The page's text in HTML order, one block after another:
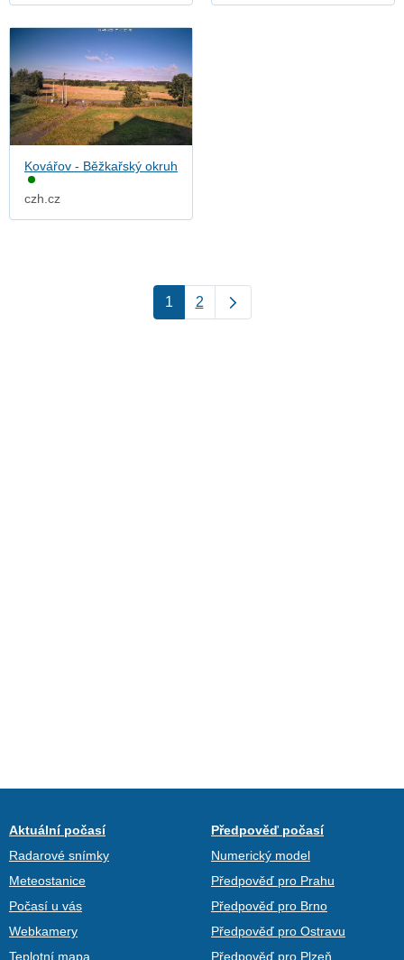
Kovářov - Běžkařský okruh
czh.cz
1 2
Aktuální počasí
Radarové snímky
Meteostanice
Počasí u vás
Webkamery
Teplotní mapa
Předpověď počasí
Numerický model
Předpověď pro Prahu
Předpověď pro Brno
Předpověď pro Ostravu
Předpověď pro Plzeň